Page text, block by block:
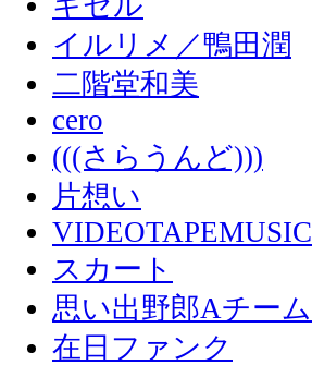
イルリメ／鴨田潤
二階堂和美
cero
(((さらうんど)))
片想い
VIDEOTAPEMUSIC
スカート
思い出野郎Aチーム
在日ファンク